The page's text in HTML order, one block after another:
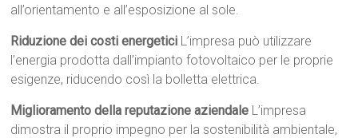
all’orientamento e all’esposizione al sole.
Riduzione dei costi energetici L’impresa può utilizzare
l’energia prodotta dall’impianto fotovoltaico per le proprie
esigenze, riducendo così la bolletta elettrica.
Miglioramento della reputazione aziendale L’impresa
dimostra il proprio impegno per la sostenibilità ambientale,